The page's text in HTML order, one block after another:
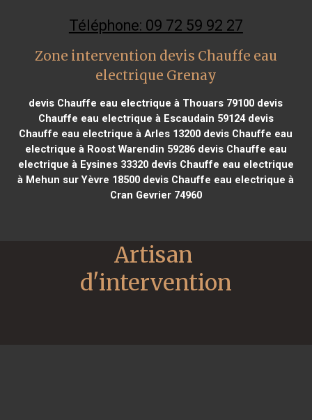
Téléphone: 09 72 59 92 27
Zone intervention devis Chauffe eau
electrique Grenay
devis Chauffe eau electrique à Thouars 79100 devis
Chauffe eau electrique à Escaudain 59124devis
Chauffe eau electrique à Arles 13200 devis Chauffe eau
electrique à Roost Warendin 59286devis Chauffe eau
electrique à Eysines 33320devis Chauffe eau electrique
à Mehun sur Yèvre 18500 devis Chauffe eau electrique à
Cran Gevrier 74960
Artisan
d'intervention